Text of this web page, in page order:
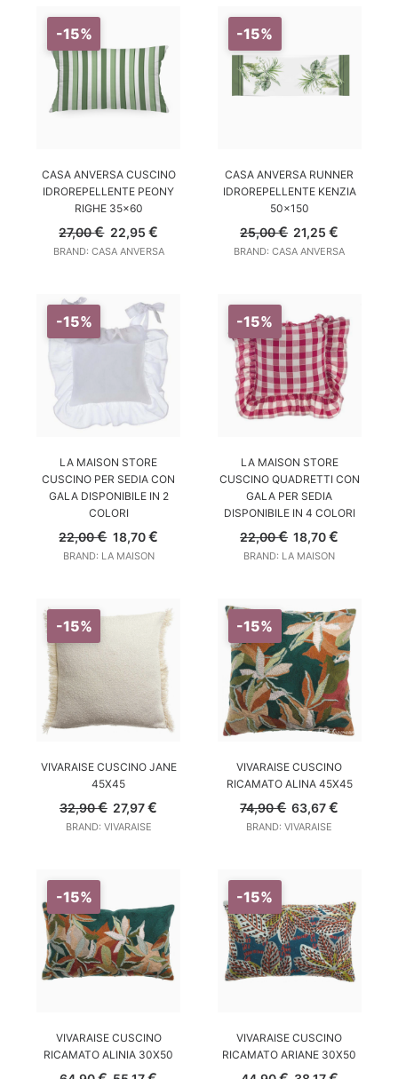
-15%
AGGIUNGI AL CARRELLO
CASA ANVERSA CUSCINO
IDROREPELLENTE PEONY
RIGHE 35×60
27,00€ Il
prezzo
originale
22,95 €Il
attuale
BRAND: CASA ANVERSA
-15%
AGGIUNGI AL CARRELLO
CASA ANVERSA RUNNER
IDROREPELLENTE KENZIA
50×150
25,00€ Il
prezzo
originale
21,25€
attuale
BRAND: CASA ANVERSA
-15%
SCEGLI
LA MAISON STORE
CUSCINO PER SEDIA CON
GALA DISPONIBILE IN 2
COLORI
22,00€ Il
prezzo
originale
18,70€Il
BRAND: LA MAISON
-15%
SCEGLI
LA MAISON STORE
CUSCINO QUADRETTI CON
GALA PER SEDIA
DISPONIBILE IN 4 COLORI
22,00€ Il
prezzo
originale
18,70€
BRAND: LA MAISON
-15%
AGGIUNGI AL CARRELLO
VIVARAISE CUSCINO JANE
45X45
32,90€ Il
prezzo
originale
27,97€
BRAND: VIVARAISE
-15%
AGGIUNGI AL CARRELLO
VIVARAISE CUSCINO
RICAMATO ALINA 45X45
74,90€ Il
prezzo
originale
63,67€
BRAND: VIVARAISE
-15%
AGGIUNGI AL CARRELLO
VIVARAISE CUSCINO
RICAMATO ALINIA 30X50
Il
-15%
AGGIUNGI AL CARRELLO
VIVARAISE CUSCINO
RICAMATO ARIANE 30X50
Il
Il